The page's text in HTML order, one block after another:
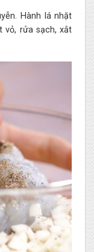
Hành lá nhặt
vỏ, rửa sạch, xắt